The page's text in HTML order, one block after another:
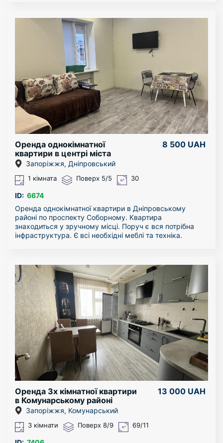
Оренда однокімнатної
квартири в центрі міста
8 500 UAH
Запоріжжя, Дніпровський
1 кімната Поверх 5/5 30
ID: 6674
Оренда однокімнатної квартири в Дніпровському
районі по проспекту Соборному. Квартира
знаходиться у зручному місці. Поруч є вся потрібна
інфраструктура. Є всі необхідні меблі та техніка.
Оренда 3х кімнатної квартири
в Комунарському районі
13 000 UAH
Запоріжжя, Комунарський
3 кімнати Поверх 8/9 69/11